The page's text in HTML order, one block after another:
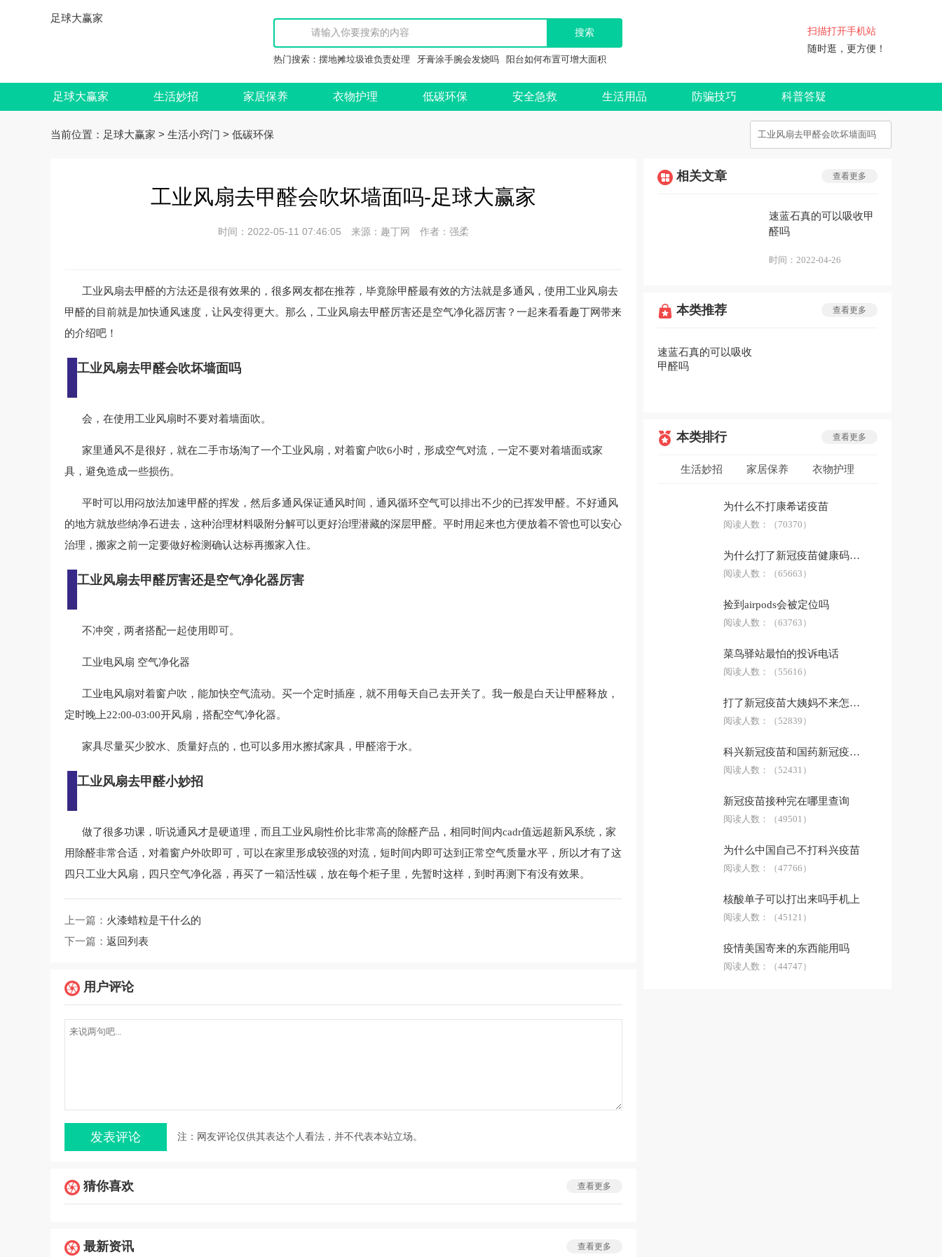
足球大赢家
热门搜索： 摆地摊垃圾谁负责处理 牙膏涂手腕会发烧吗 阳台如何布置可增大面积
扫描打开手机站
随时逛，更方便！
足球大赢家 生活妙招 家居保养 衣物护理 低碳环保 安全急救 生活用品 防骗技巧 科普答疑
当前位置： 足球大赢家 > 生活小窍门 > 低碳环保
工业风扇去甲醛会吹坏墙面吗-足球大赢家
时间：2022-05-11 07:46:05 来源：趣丁网 作者：强柔
工业风扇去甲醛的方法还是很有效果的，很多网友都在推荐，毕竟除甲醛最有效的方法就是多通风，使用工业风扇去
甲醛的目前就是加快通风速度，让风变得更大。那么，工业风扇去甲醛厉害还是空气净化器厉害？一起来看看趣丁网带来
的介绍吧！
工业风扇去甲醛会吹坏墙面吗
会，在使用工业风扇时不要对着墙面吹。
家里通风不是很好，就在二手市场淘了一个工业风扇，对着窗户吹6小时，形成空气对流，一定不要对着墙面或家
具，避免造成一些损伤。
平时可以用闷放法加速甲醛的挥发，然后多通风保证通风时间，通风循环空气可以排出不少的已挥发甲醛。不好通风
的地方就放些纳净石进去，这种治理材料吸附分解可以更好治理潜藏的深层甲醛。平时用起来也方便放着不管也可以安心
治理，搬家之前一定要做好检测确认达标再搬家入住。
工业风扇去甲醛厉害还是空气净化器厉害
不冲突，两者搭配一起使用即可。
工业电风扇 空气净化器
工业电风扇对着窗户吹，能加快空气流动。买一个定时插座，就不用每天自己去开关了。我一般是白天让甲醛释放，
定时晚上22:00-03:00开风扇，搭配空气净化器。
家具尽量买少胶水、质量好点的，也可以多用水擦拭家具，甲醛溶于水。
工业风扇去甲醛小妙招
做了很多功课，听说通风才是硬道理，而且工业风扇性价比非常高的除醛产品，相同时间内cadr值远超新风系统，家
用除醛非常合适，对着窗户外吹即可，可以在家里形成较强的对流，短时间内即可达到正常空气质量水平，所以才有了这
四只工业大风扇，四只空气净化器，再买了一箱活性碳，放在每个柜子里，先暂时这样，到时再测下有没有效果。
上一篇： 火漆蜡粒是干什么的
下一篇： 返回列表
用户评论
注：网友评论仅供其表达个人看法，并不代表本站立场。
猜你喜欢 查看更多
最新资讯 查看更多
相关文章 查看更多
速蓝石真的可以吸收甲
醛吗
时间： 2022-04-26
本类推荐 查看更多
速蓝石真的可以吸收
甲醛吗
本类排行 查看更多
生活妙招 家居保养 衣物护理
科普答疑
为什么不打康希诺疫苗
阅读人数： （70370）
为什么打了新冠疫苗健康码没有显示
阅读人数： （65663）
捡到airpods会被定位吗
阅读人数： （63763）
菜鸟驿站最怕的投诉电话
阅读人数： （55616）
打了新冠疫苗大姨妈不来怎么办
阅读人数： （52839）
科兴新冠疫苗和国药新冠疫苗哪个好
阅读人数： （52431）
新冠疫苗接种完在哪里查询
阅读人数： （49501）
为什么中国自己不打科兴疫苗
阅读人数： （47766）
核酸单子可以打出来吗手机上
阅读人数： （45121）
疫情美国寄来的东西能用吗
阅读人数： （44747）